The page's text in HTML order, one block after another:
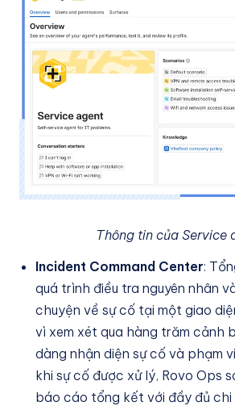
Thông tin của Service
Incident Command Center:
quá trình điều tra nguyên nhân
chuyện về sự cố tại một giao
vì xem xét qua hàng trăm cảnh
dàng nhận diện sự cố và phạm
khi sự cố được xử lý, Rovo Ops
báo cáo tổng kết với đầy đủ